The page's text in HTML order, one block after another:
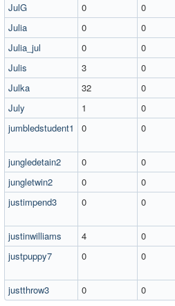
JulG
0
0
Julia
0
0
Julia_jul
0
0
Julis
3
0
Julka
32
0
July
1
0
jumbledstudent1
0 0
jungledetain2
0 0
jungletwin2
0 0
justimpend3
0 0
justinwilliams
4
0
justpuppy7
0 0
justthrow3
0 0